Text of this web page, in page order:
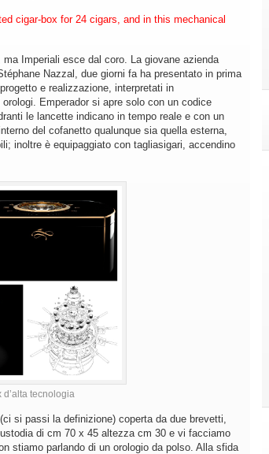
cigar-box for 24 cigars, and in this mechanical
, ma Imperiali esce dal coro. La giovane azienda
Nazzal, due giorni fa ha presentato in prima
e realizzazione, interpretati in
Emperador si apre solo con un codice
le lancette indicano in tempo reale e con un
del cofanetto qualunque sia quella esterna,
inoltre è equipaggiato con tagliasigari, accendino
tecnologia
si passi la definizione) coperta da due brevetti,
di cm 70 x 45 altezza cm 30 e vi facciamo
stiamo parlando di un orologio da polso. Alla sfida